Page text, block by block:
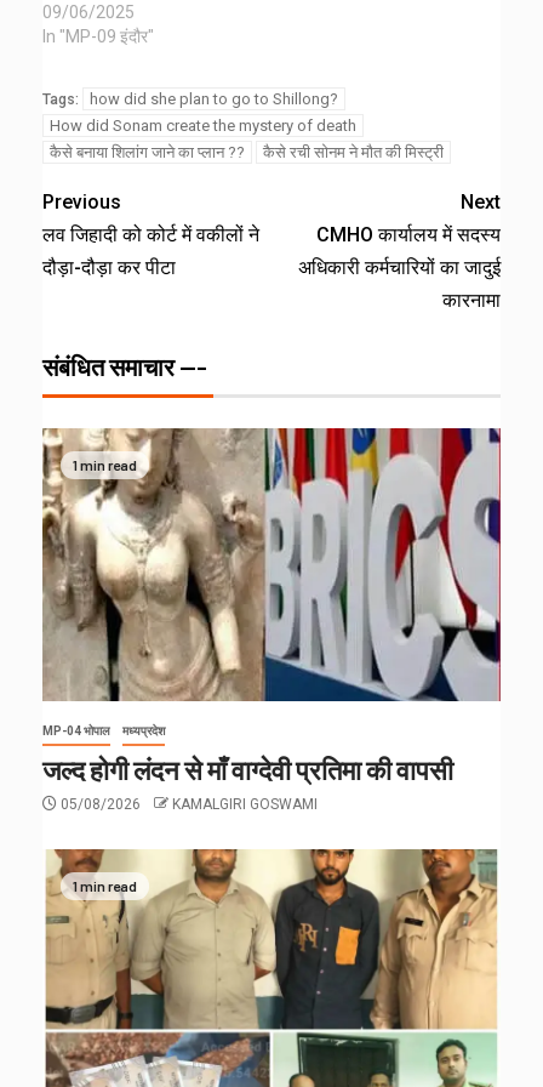
09/06/2025
In "MP-09 इंदौर"
Tags:
how did she plan to go to Shillong?
How did Sonam create the mystery of death
कैसे बनाया शिलांग जाने का प्लान ??
कैसे रची सोनम ने मौत की मिस्ट्री
Previous
लव जिहादी को कोर्ट में वकीलों ने
दौड़ा-दौड़ा कर पीटा
Next
CMHO कार्यालय में सदस्य
अधिकारी कर्मचारियों का जादुई
कारनामा
संबंधित समाचार ---
1 min read
MP-04 भोपाल मध्यप्रदेश
जल्द होगी लंदन से माँ वाग्देवी प्रतिमा की वापसी
05/08/2026 KAMALGIRI GOSWAMI
1 min read